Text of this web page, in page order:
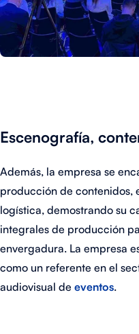
Escenografía,
Además, la empresa se
producción de contenidos,
logística, demostrando su
integrales de producción
envergadura. La empresa
como un referente en el
audiovisual de eventos.